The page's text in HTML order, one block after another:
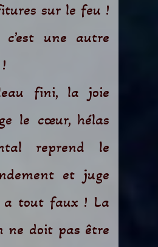
sur le feu !
une autre
fini, la joie
le cœur, hélas
reprend le
et juge
a tout faux ! La
ne doit pas être